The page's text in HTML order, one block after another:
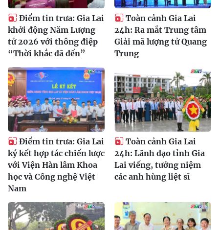
Điểm tin trưa: Gia Lai
khởi động Năm Lượng
tử 2026 với thông điệp
“Thời khắc đã đến”
Toàn cảnh Gia Lai
24h: Ra mắt Trung tâm
Giải mã lượng tử Quang
Trung
Điểm tin trưa: Gia Lai
ký kết hợp tác chiến lược
với Viện Hàn lâm Khoa
học và Công nghệ Việt
Nam
Toàn cảnh Gia Lai
24h: Lãnh đạo tỉnh Gia
Lai viếng, tưởng niệm
các anh hùng liệt sĩ